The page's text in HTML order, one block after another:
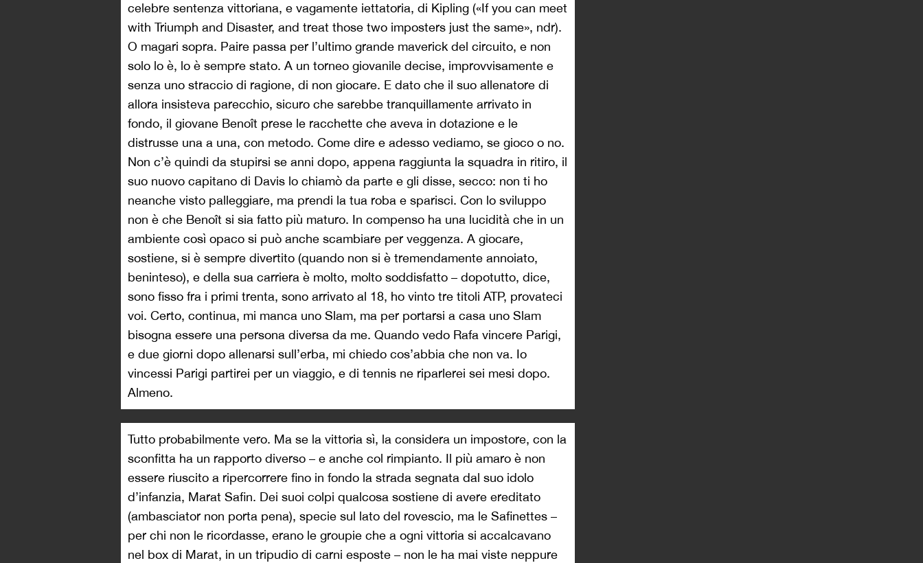
celebre sentenza vittoriana, e vagamente iettatoria, di Kipling («If you can meet
with Triumph and Disaster, and treat those two imposters just the same», ndr).
O magari sopra. Paire passa per l’ultimo grande maverick del circuito, e non
solo lo è, lo è sempre stato. A un torneo giovanile decise, improvvisamente e
senza uno straccio di ragione, di non giocare. E dato che il suo allenatore di
allora insisteva parecchio, sicuro che sarebbe tranquillamente arrivato in
fondo, il giovane Benoît prese le racchette che aveva in dotazione e le
distrusse una a una, con metodo. Come dire e adesso vediamo, se gioco o no.
Non c’è quindi da stupirsi se anni dopo, appena raggiunta la squadra in ritiro, il
suo nuovo capitano di Davis lo chiamò da parte e gli disse, secco: non ti ho
neanche visto palleggiare, ma prendi la tua roba e sparisci. Con lo sviluppo
non è che Benoît si sia fatto più maturo. In compenso ha una lucidità che in un
ambiente così opaco si può anche scambiare per veggenza. A giocare,
sostiene, si è sempre divertito (quando non si è tremendamente annoiato,
beninteso), e della sua carriera è molto, molto soddisfatto – dopotutto, dice,
sono fisso fra i primi trenta, sono arrivato al 18, ho vinto tre titoli ATP, provateci
voi. Certo, continua, mi manca uno Slam, ma per portarsi a casa uno Slam
bisogna essere una persona diversa da me. Quando vedo Rafa vincere Parigi,
e due giorni dopo allenarsi sull’erba, mi chiedo cos’abbia che non va. Io
vincessi Parigi partirei per un viaggio, e di tennis ne riparlerei sei mesi dopo.
Almeno.
Tutto probabilmente vero. Ma se la vittoria sì, la considera un impostore, con la
sconfitta ha un rapporto diverso – e anche col rimpianto. Il più amaro è non
essere riuscito a ripercorrere fino in fondo la strada segnata dal suo idolo
d’infanzia, Marat Safin. Dei suoi colpi qualcosa sostiene di avere ereditato
(ambasciator non porta pena), specie sul lato del rovescio, ma le Safinettes –
per chi non le ricordasse, erano le groupie che a ogni vittoria si accalcavano
nel box di Marat, in un tripudio di carni esposte – non le ha mai viste neppure